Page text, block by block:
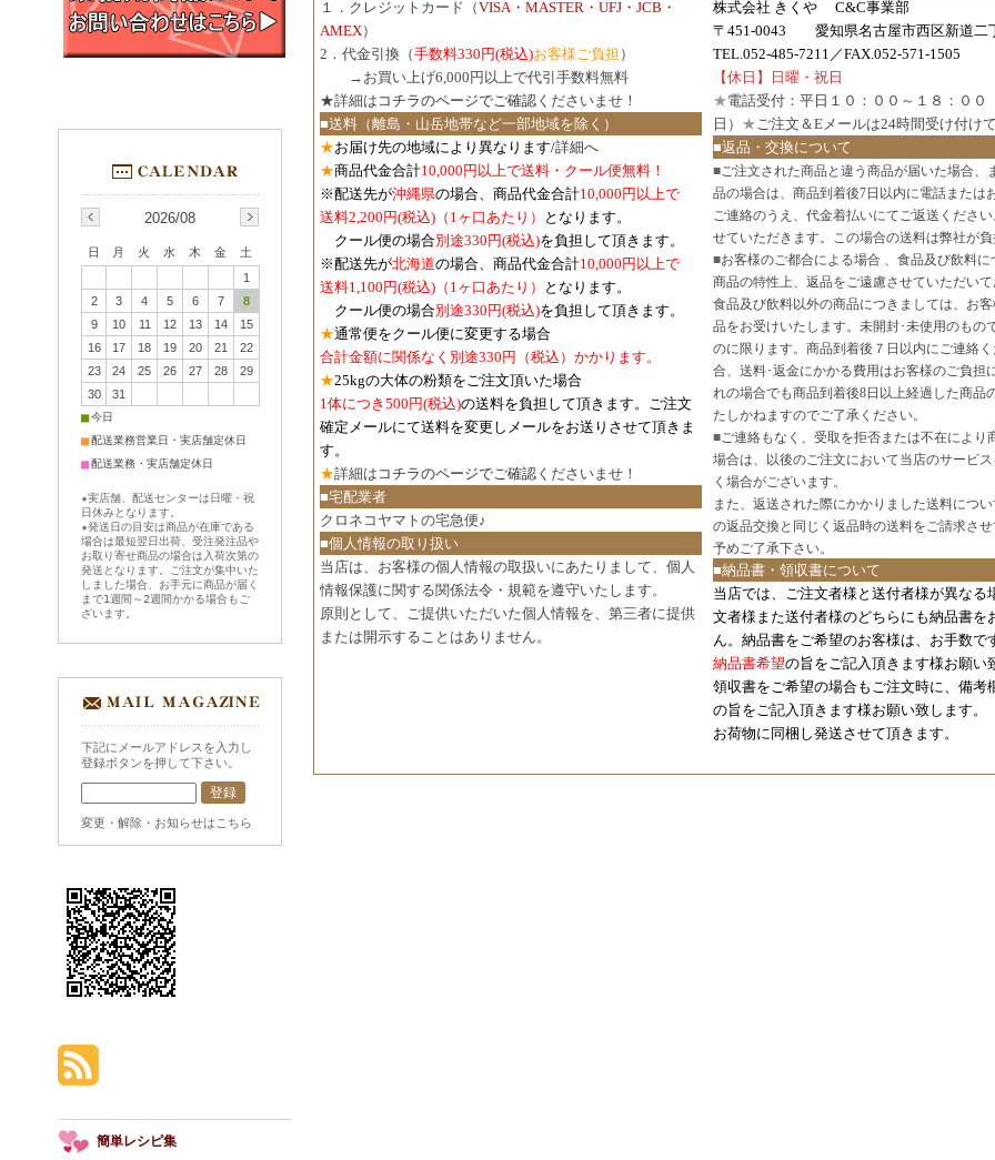
１．クレジットカード（VISA・MASTER・UFJ・JCB・
AMEX）
2．代金引換（手数料330円(税込)お客様ご負担 ）
→お買い上げ6,000円以上で代引手数料無料
★詳細は コチラのページでご確認 くださいませ！
■送料（離島・山岳地帯など一部地域を除く）
★お届け先の地域により異なります/詳細へ
★商品代金合計10,000円以上で送料・クール便無料！
※配送先が沖縄県の場合、商品代金合計10,000円以上で
送料2,200円(税込)（1ヶ口あたり）
となります。
クール便の場合別途330円(税込)を負担して頂きます。
※配送先が北海道の場合、商品代金合計10,000円以上で
送料1,100円(税込) （1ヶ口あたり）
となります。
クール便の場合別途330円(税込)を負担して頂きます。
★通常便をクール便に変更する場合
合計金額に関係なく別途330円（税込）かかります。
★25kgの大体の粉類をご注文頂いた場合
1体につき500円(税込)の送料を負担して頂きます。ご注文
確定メールにて送料を変更しメールをお送りさせて頂きま
す。
★詳細は コチラのページでご確認 くださいませ！
■宅配業者
クロネコヤマトの宅急便♪
■個人情報の取り扱い
当店は、お客様の個人情報の取扱いにあたりまして、個人
情報保護に関する関係法令・規範を遵守いたします。
原則として、ご提供いただいた個人情報を、第三者に提供
または開示することはありません。
株式会社 きくや C&C事業部
〒451-0043 愛知県名古屋市西区新道二
TEL.052-485-7211／FAX.052-571-1505
【休日】日曜・祝日
★電話受付：平日１０：００～１８：００
日） ★ご注文＆Eメールは24時間受け付け
■返品・交換について
■ご注文された商品と違う商品が届いた場合、
品の場合は、商品到着後7日以内に電話または
ご連絡のうえ、代金着払いにてご返送くださ
せていただきます。この場合の送料は弊社が負
■お客様のご都合による場合 、食品及び飲料に
商品の特性上、返品をご遠慮させていただいて
食品及び飲料以外の商品につきましては、お
品をお受けいたします。未開封･未使用のもの
のに限ります。商品到着後７日以内にご連絡
合、送料･返金にかかる費用はお客様のご負担
れの場合でも商品到着後8日以上経過した商品
たしかねますのでご了承ください。
■ご連絡もなく、受取を拒否または不在により
場合は、以後のご注文において当店のサービ
く場合がございます。
また、返送された際にかかりました送料につ
の返品交換と同じく返品時の送料をご請求さ
予めご了承下さい。
■納品書・領収書について
当店では、ご注文者様と送付者様が異なる
文者様また送付者様のどちらにも納品書を
ん。納品書をご希望のお客様は、お手数で
納品書希望の旨をご記入頂きます様お願い
領収書をご希望の場合もご注文時に、備考
の旨をご記入頂きます様お願い致します。
お荷物に同梱し発送させて頂きます。
2026/08
日 月 火 水 木 金
土
1
2
3 4 5 6 7
8
9
10 11 12 13 14
15
16
17 18 19 20 21
22
23
24 25 26 27 28
29
30
31
■今日
■配送業務営業日・実店舗定休日
■配送業務・実店舗定休日
★実店舗、配送センターは日曜・祝
日休みとなります。
★発送日の目安は商品が在庫である
場合は最短翌日出荷、受注発注品や
お取り寄せ商品の場合は入荷次第の
発送となります。ご注文が集中いた
しました場合、お手元に商品が届く
まで1週間～2週間かかる場合もご
ざいます。
下記にメールアドレスを入力し
登録ボタンを押して下さい。
変更・解除・お知らせはこちら
簡単レシピ集